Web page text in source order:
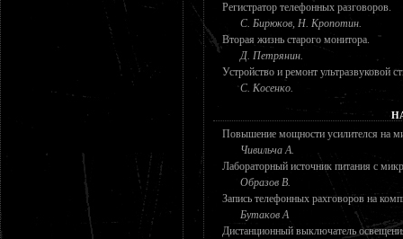
Регистратор телефонных разговоров.
С. Бирюков, Н. Кропотин.
Вторая жизнь старого монитора.
Д. Петрянин.
Устройство и ремонт
С. Косенко.
Повышение мощности усилителся на
Чивильча А.
Лабораторный источник питания с
Образов В.
Запись телефонных рахговоров на
Бутаков А
Дистанционный выключатель